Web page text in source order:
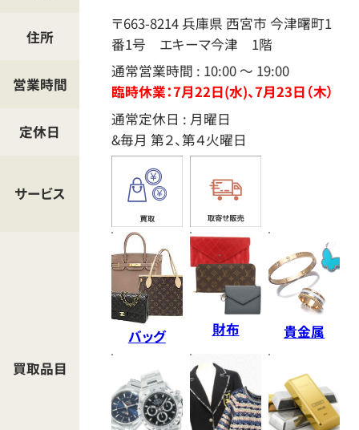
ー
マ
住所
〒663-8214 兵庫県 西宮市 今津曙町1
番1号 エキーマ今津 1階
営業時間
通常営業時間 : 10:00 ～ 19:00
臨時休業：7月22日(水)、7月23日（木）
定休日
通常定休日 : 月曜日
&毎月 第２、第４火曜日
サービス
買取品目
バッグ 財布 貴金属